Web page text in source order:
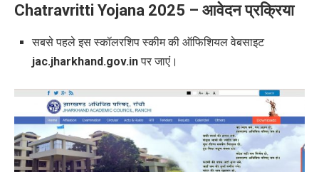
Chatravritti Yojana 2025 – आवेदन प्रक्रिया
सबसे पहले इस स्कॉलरशिप स्कीम की ऑफिशियल वेबसाइट
jac.jharkhand.gov.in पर जाएं।